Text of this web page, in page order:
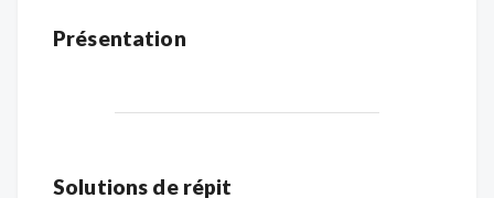
Présentation
Solutions de répit